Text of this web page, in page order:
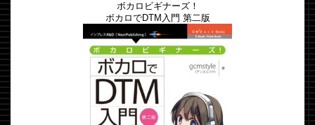
ボカロビギナーズ！
ボカロでDTM入門 第二版